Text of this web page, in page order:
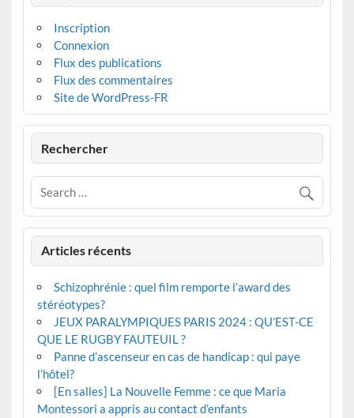
Inscription
Connexion
Flux des publications
Flux des commentaires
Site de WordPress-FR
Rechercher
Articles récents
Schizophrénie : quel film remporte l’award des
stéréotypes?
JEUX PARALYMPIQUES PARIS 2024 : QU’EST-CE
QUE LE RUGBY FAUTEUIL ?
Panne d’ascenseur en cas de handicap : qui paye
l’hôtel?
[En salles] La Nouvelle Femme : ce que Maria
Montessori a appris au contact d’enfants